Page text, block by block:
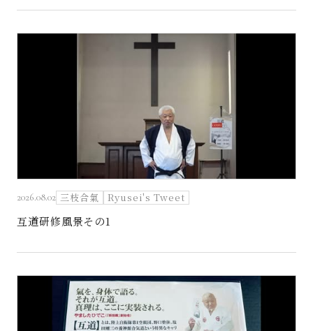
2026.08.02 三枝合氣 Ryusei's Tweet
互道研修風景その1